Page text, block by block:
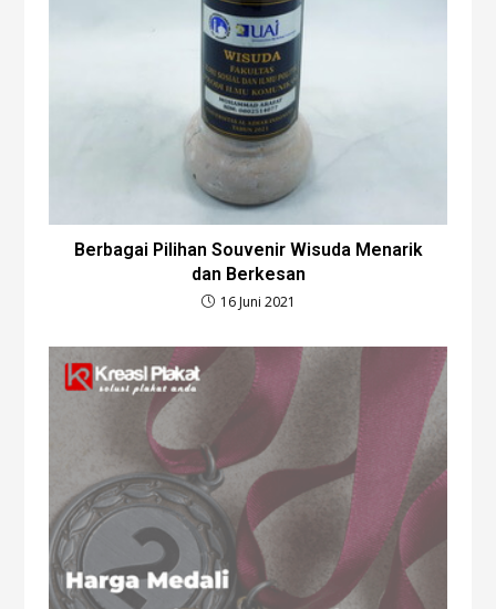
Berbagai Pilihan Souvenir Wisuda Menarik
dan Berkesan
16 Juni 2021